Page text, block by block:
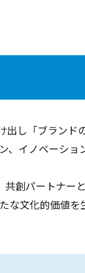
し「ブランド
イノベーショ
創パートナー
な文化的価値